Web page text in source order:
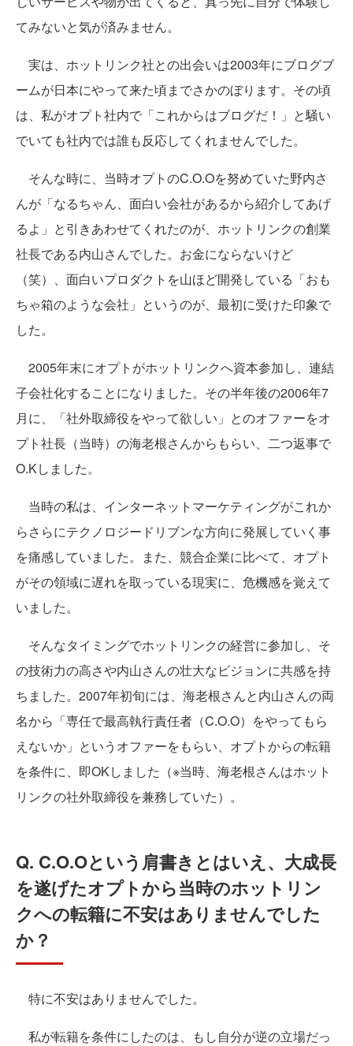
てみないと気が済みません。
実は、ホットリンク社との出会いは2003年にブログブ
ームが日本にやって来た頃までさかのぼります。その頃
は、私がオプト社内で「これからはブログだ！」と騒い
でいても社内では誰も反応してくれませんでした。
そんな時に、当時オプトのC.O.Oを努めていた野内さ
んが「なるちゃん、面白い会社があるから紹介してあげ
るよ」と引きあわせてくれたのが、ホットリンクの創業
社長である内山さんでした。お金にならないけど
（笑）、面白いプロダクトを山ほど開発している「おも
ちゃ箱のような会社」というのが、最初に受けた印象で
した。
2005年末にオプトがホットリンクへ資本参加し、連結
子会社化することになりました。その半年後の2006年7
月に、「社外取締役をやって欲しい」とのオファーをオ
プト社長（当時）の海老根さんからもらい、二つ返事で
O.Kしました。
当時の私は、インターネットマーケティングがこれか
らさらにテクノロジードリブンな方向に発展していく事
を痛感していました。また、競合企業に比べて、オプト
がその領域に遅れを取っている現実に、危機感を覚えて
いました。
そんなタイミングでホットリンクの経営に参加し、そ
の技術力の高さや内山さんの壮大なビジョンに共感を持
ちました。2007年初旬には、海老根さんと内山さんの両
名から「専任で最高執行責任者（C.O.O）をやってもら
えないか」というオファーをもらい、オプトからの転籍
を条件に、即OKしました（※当時、海老根さんはホット
リンクの社外取締役を兼務していた）。
Q. C.O.Oという肩書きとはいえ、大成長
を遂げたオプトから当時のホットリン
クへの転籍に不安はありませんでした
か？
特に不安はありませんでした。
私が転籍を条件にしたのは、もし自分が逆の立場だっ